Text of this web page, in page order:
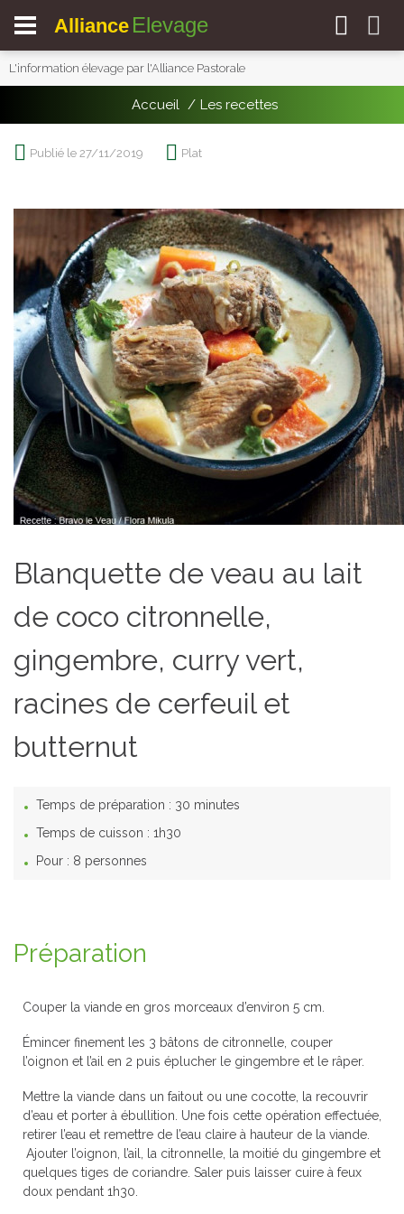
Alliance Elevage
L'information élevage par l'Alliance Pastorale
Accueil Les recettes
Publié le 27/11/2019 Plat
Blanquette de veau au lait
de coco citronnelle,
gingembre, curry vert,
racines de cerfeuil et
butternut
Temps de préparation : 30 minutes
Temps de cuisson : 1h30
Pour : 8 personnes
Préparation
Couper la viande en gros morceaux d’environ 5 cm.
Émincer finement les 3 bâtons de citronnelle, couper
l’oignon et l’ail en 2 puis éplucher le gingembre et le râper.
Mettre la viande dans un faitout ou une cocotte, la recouvrir
d’eau et porter à ébullition. Une fois cette opération effectuée,
retirer l’eau et remettre de l’eau claire à hauteur de la viande.
Ajouter l’oignon, l’ail, la citronnelle, la moitié du gingembre et
quelques tiges de coriandre. Saler puis laisser cuire à feux
doux pendant 1h30.